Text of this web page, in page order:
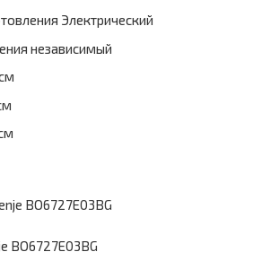
Электрический
независимый
BO6727E03BG